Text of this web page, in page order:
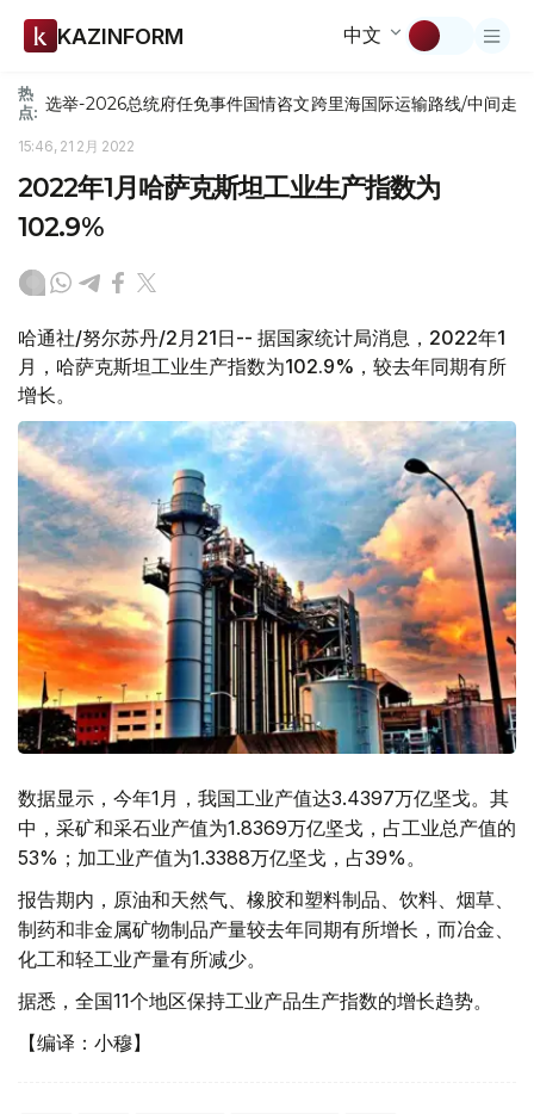
KAZINFORM 中文
热
点: 选举-2026总统府任免事件国情咨文跨里海国际运输路线/中间走廊
15:46, 21 2月 2022
2022年1月哈萨克斯坦工业生产指数为
102.9%
哈通社/努尔苏丹/2月21日-- 据国家统计局消息，2022年1
月，哈萨克斯坦工业生产指数为102.9%，较去年同期有所
增长。
数据显示，今年1月，我国工业产值达3.4397万亿坚戈。其
中，采矿和采石业产值为1.8369万亿坚戈，占工业总产值的
53%；加工业产值为1.3388万亿坚戈，占39%。
报告期内，原油和天然气、橡胶和塑料制品、饮料、烟草、
制药和非金属矿物制品产量较去年同期有所增长，而冶金、
化工和轻工业产量有所减少。
据悉，全国11个地区保持工业产品生产指数的增长趋势。
【编译：小穆】